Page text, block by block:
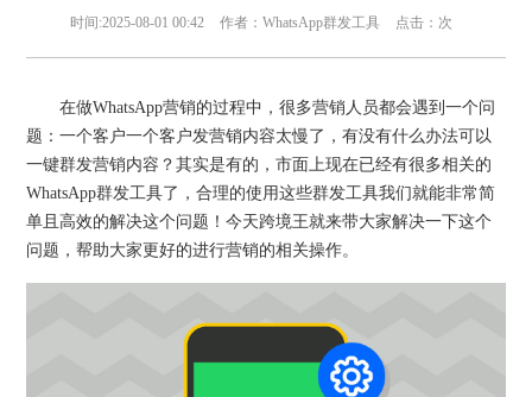
时间:2025-08-01 00:42 作者：WhatsApp群发工具 点击： 次
在做WhatsApp营销的过程中，很多营销人员都会遇到一个问
题：一个客户一个客户发营销内容太慢了，有没有什么办法可以
一键群发营销内容？其实是有的，市面上现在已经有很多相关的
WhatsApp群发工具了，合理的使用这些群发工具我们就能非常简
单且高效的解决这个问题！今天跨境王就来带大家解决一下这个
问题，帮助大家更好的进行营销的相关操作。